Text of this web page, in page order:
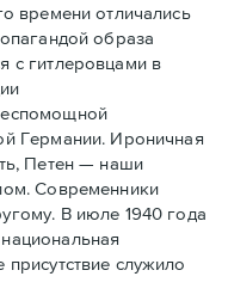
времени отличались
образа
с гитлеровцами в
Германии. Ироничная
Петен — наши
Современники
В июле 1940 года
служило